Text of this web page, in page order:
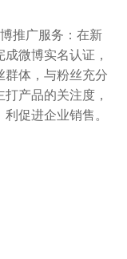
推广服务：在新
微博实名认证，
群体，与粉丝充分
产品的关注度，
促进企业销售。